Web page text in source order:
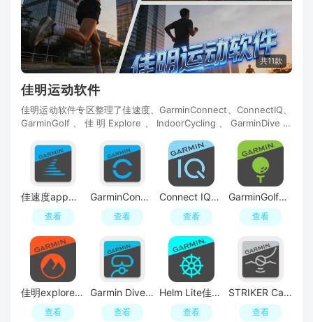
共11款
佳明运动软件
佳明运动软件专区整理了佳速度、GarminConnect、ConnectIQ、
GarminGolf、佳明Explore、IndoorCycling、GarminDive、
佳速度app官方升级版
查看
GarminConnect佳明手表连接软件安卓版
查看
Connect IQ佳明iq应用商店安卓apk
查看
GarminGolf高尔夫手表测距app
查看
佳明explore软件中文汉化版
查看
Garmin Dive佳明潜水app官方最新版
查看
Helm Lite佳明航海app官方最新版
查看
STRIKER Cast佳明探鱼器app手机版
查看